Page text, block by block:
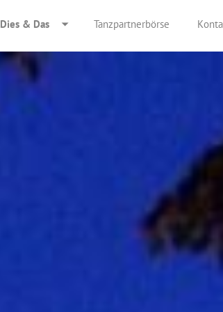
Dies & Das Tanzpartnerbörse